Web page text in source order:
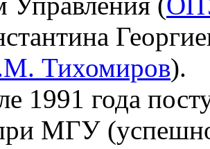
Тихомиров).
1991 года
МГУ (успешно